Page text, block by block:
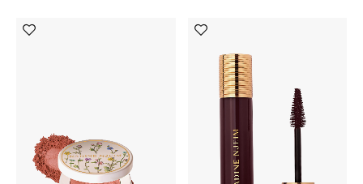
الملابس الرياضية النسائية
تشكيلة الأعراس
حقائب وأحذية متطابقة
هدايا للنساء